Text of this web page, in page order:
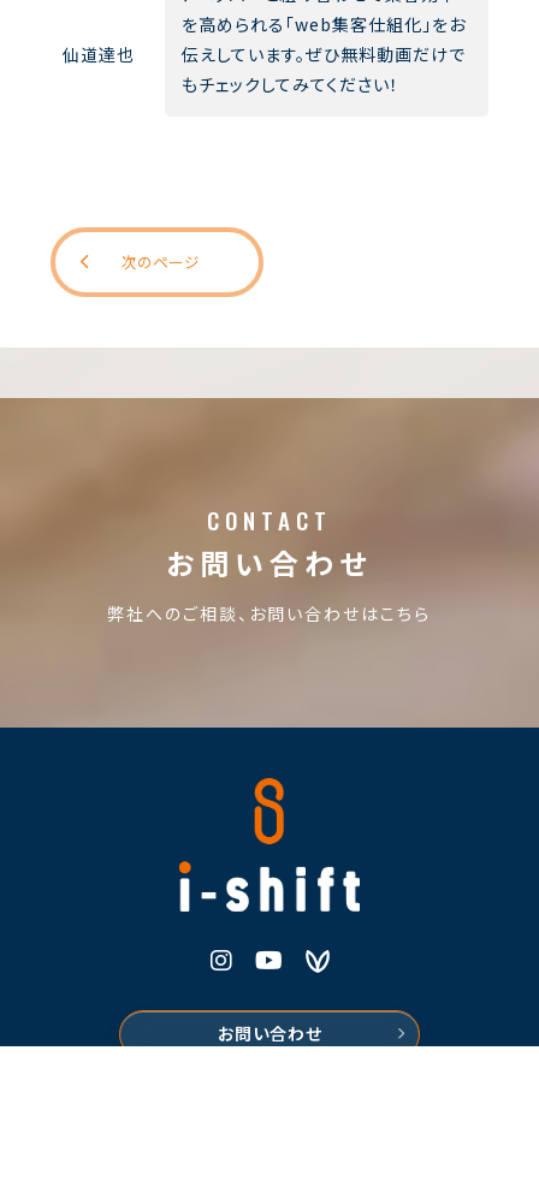
仙道達也
を高められる「web集客仕組化」をお
伝えしています。ぜひ無料動画だけで
もチェックしてみてください！
次のページ
CONTACT
お問い合わせ
弊社へのご相談、お問い合わせはこちら
株式会社i-shift
Instagram
Youtube
Voicy
お問い合わせ